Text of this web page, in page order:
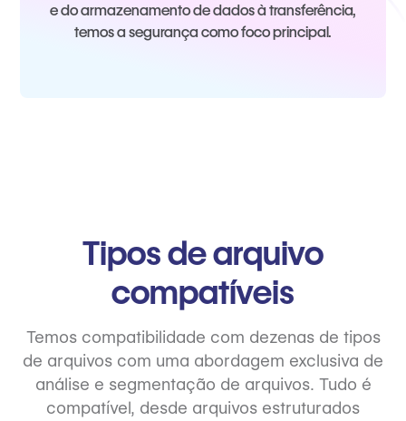
e do armazenamento de dados à transferência,
temos a segurança como foco principal.
Tipos de arquivo
compatíveis
Temos compatibilidade com dezenas de tipos
de arquivos com uma abordagem exclusiva de
análise e segmentação de arquivos. Tudo é
compatível, desde arquivos estruturados